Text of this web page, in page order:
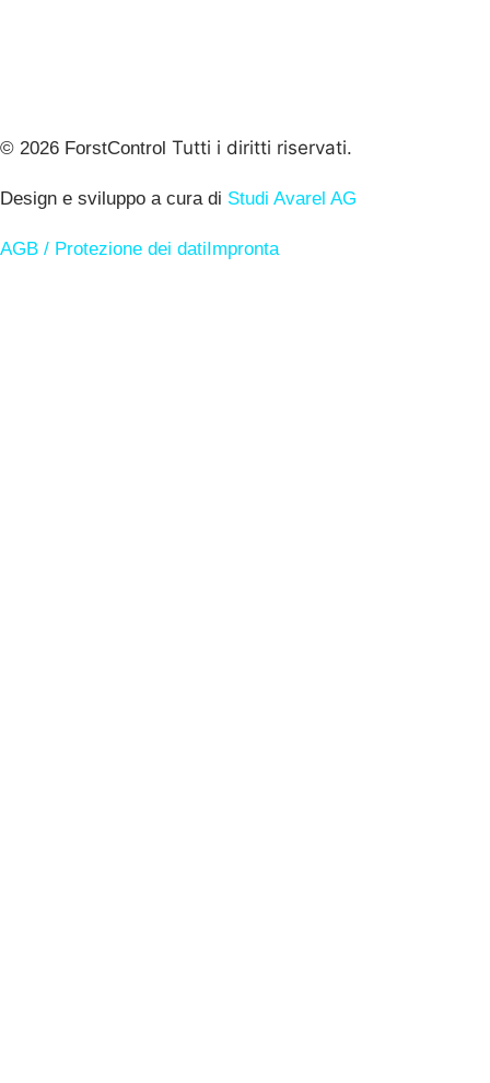
© 2026 ForstControl Tutti i diritti riservati.
Design e sviluppo a cura di Studi Avarel AG
AGB / Protezione dei datiImpronta